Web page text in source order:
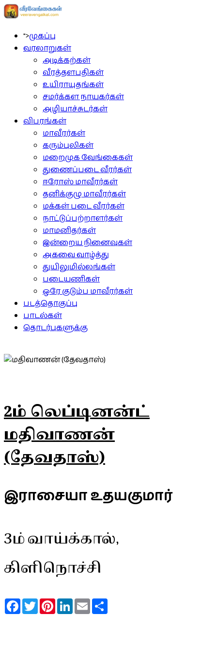
">முகப்பு
வரலாறுகள்
அடிக்கற்கள்
வீரத்தளபதிகள்
உயிராயுதங்கள்
சமர்க்கள நாயகர்கள்
அழியாச்சுடர்கள்
விபரங்கள்
மாவீரர்கள்
கரும்புலிகள்
மறைமுக வேங்கைகள்
துணைப்படை வீரர்கள்
ஈரோஸ் மாவீரர்கள்
தனிக்குழு மாவீரர்கள்
மக்கள் படை வீரர்கள்
நாட்டுப்பற்றாளர்கள்
மாமனிதர்கள்
இன்றைய நினைவுகள்
அகவை வாழ்த்து
துயிலுமில்லங்கள்
படையணிகள்
ஒரே குடும்ப மாவீரர்கள்
படத்தொகுப்பு
பாடல்கள்
தொடர்புகளுக்கு
2ம் லெப்டினன்ட்
மதிவாணன்
(தேவதாஸ்)
இராசையா உதயகுமார்
3ம் வாய்க்கால்,
கிளிநொச்சி
FacebookTwitterPinterestLinkedInEmail